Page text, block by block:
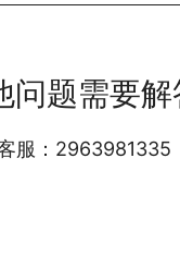
这就说明已激活成功!
进行人工审核;快递激
活动充值，后续充值
;
问题需要解
服：2963981335